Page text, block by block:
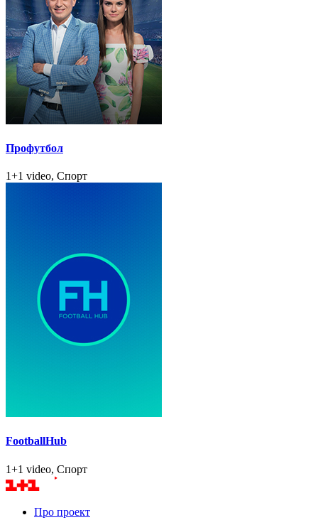
Профутбол
1+1 video, Спорт
FootballHub
1+1 video, Спорт
Про проект